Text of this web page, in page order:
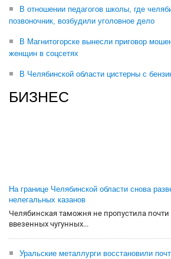
В отношении педагогов школы, где
позвоночник, возбудили уголовное дело
В Магнитогорске вынесли приговор
женщин в соцсетях
В Челябинской области цистерны с
БИЗНЕС
На границе Челябинской области снова
нелегальных казанов
Челябинская таможня не пропустила
ввезенных чугунных...
Уральские металлурги восстановили